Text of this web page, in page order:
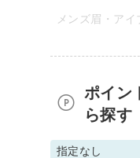
メンズ眉・アイ
ポイン
ら探す
指定なし